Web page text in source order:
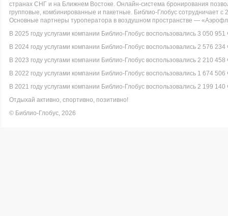
странах СНГ и на Ближнем Востоке. Онлайн-система бронирования
групповые, комбинированные и пакетные. Библио-Глобус сотрудничает
Основные партнеры туроператора в воздушном пространстве —
В 2025 году услугами компании Библио-Глобус воспользовались 3 050 951
В 2024 году услугами компании Библио-Глобус воспользовались 2 576 234
В 2023 году услугами компании Библио-Глобус воспользовались 2 210 458
В 2022 году услугами компании Библио-Глобус воспользовались 1 674 506
В 2021 году услугами компании Библио-Глобус воспользовались 2 199 140
Отдыхай активно, спортивно, позитивно!
© Библио-Глобус, 2026